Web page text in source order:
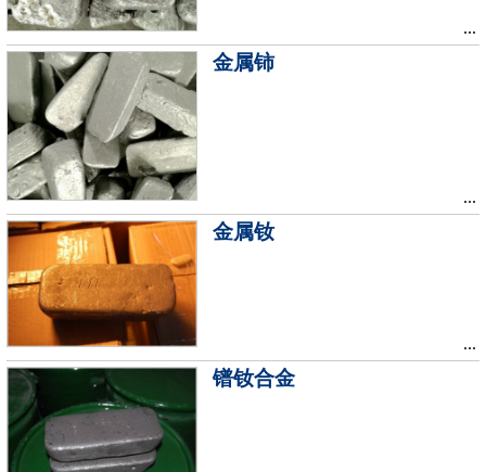
...
金属铈
...
金属钕
...
镨钕合金